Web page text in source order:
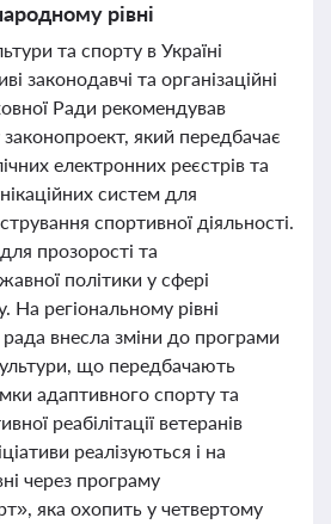
рівні
та спорту в Україні
законодавчі та організаційні
Ради рекомендував
який передбачає
електронних реєстрів та
систем для
спортивної діяльності.
прозорості та
політики у сфері
На регіональному рівні
рада внесла зміни до програми
що передбачають
адаптивного спорту та
реабілітації ветеранів
реалізуються і на
через програму
яка охопить у четвертому